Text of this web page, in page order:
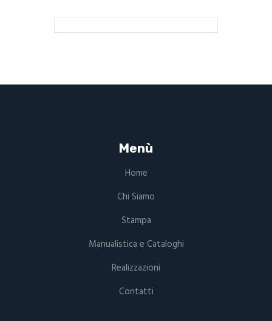
Menù
Home
Chi Siamo
Stampa
Manualistica e Cataloghi
Realizzazioni
Contatti